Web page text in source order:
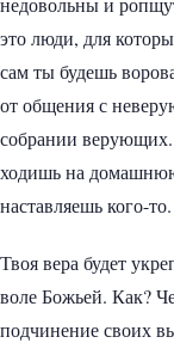
это люди, для
сам ты будешь
от общения с
собрании
ходишь на
наставляешь кого-то.
Твоя вера будет
воле Божьей. Как?
подчинение своих